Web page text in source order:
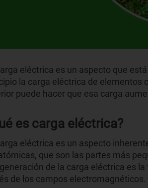
eléctrica es un aspecto que
la carga eléctrica de elementos
puede hacer que esa carga
es carga eléctrica?
eléctrica es un aspecto
que son las partes más
de la carga eléctrica es
de los campos electromagnéticos.